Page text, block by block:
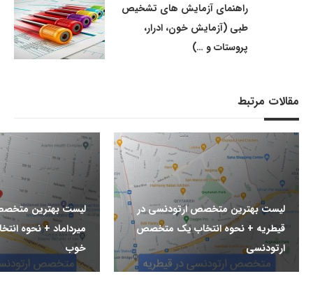
راهنمای آزمایش های تشخیص
طبی (آزمایش خون، ادرار،
پروستات و …)
مقالات مرتبط
لیست بهترین متخصص ارتودنسی در
قیطریه + نحوه انتخاب یک متخصص
ارتودنسی
لیست بهترین
میرداماد + نحوه
خوب